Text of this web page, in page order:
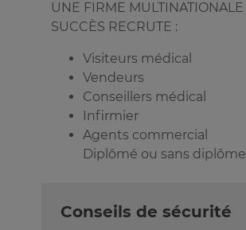
UNE FIRME MULTINATIONALE
SUCCÈS RECRUTE :
Visiteurs médical
Vendeurs
Conseillers médical
Infirmier
Agents commercial
Diplômé ou sans diplôme
Conseils de sécurité